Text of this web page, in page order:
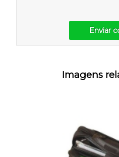
Enviar
Imagens